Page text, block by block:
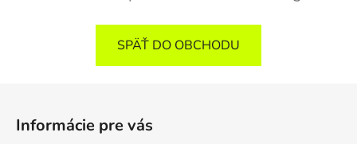
SPÄŤ DO OBCHODU
Informácie pre vás